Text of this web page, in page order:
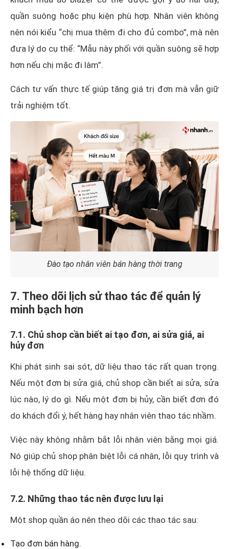
quần suông hoặc phụ kiện phù hợp. Nhân viên không
nên nói kiểu “chị mua thêm đi cho đủ combo”, mà nên
đưa lý do cụ thể: “Mẫu này phối với quần suông sẽ hợp
hơn nếu chị mặc đi làm”.
Cách tư vấn thực tế giúp tăng giá trị đơn mà vẫn giữ
trải nghiệm tốt.
Đào tạo nhân viên bán hàng thời trang
7. Theo dõi lịch sử thao tác để quản lý
minh bạch hơn
7.1. Chủ shop cần biết ai tạo đơn, ai sửa giá, ai
hủy đơn
Khi phát sinh sai sót, dữ liệu thao tác rất quan trọng.
Nếu một đơn bị sửa giá, chủ shop cần biết ai sửa, sửa
lúc nào, lý do gì. Nếu một đơn bị hủy, cần biết đơn đó
do khách đổi ý, hết hàng hay nhân viên thao tác nhầm.
Việc này không nhằm bắt lỗi nhân viên bằng mọi giá.
Nó giúp chủ shop phân biệt lỗi cá nhân, lỗi quy trình và
lỗi hệ thống dữ liệu.
7.2. Những thao tác nên được lưu lại
Một shop quần áo nên theo dõi các thao tác sau:
Tạo đơn bán hàng.